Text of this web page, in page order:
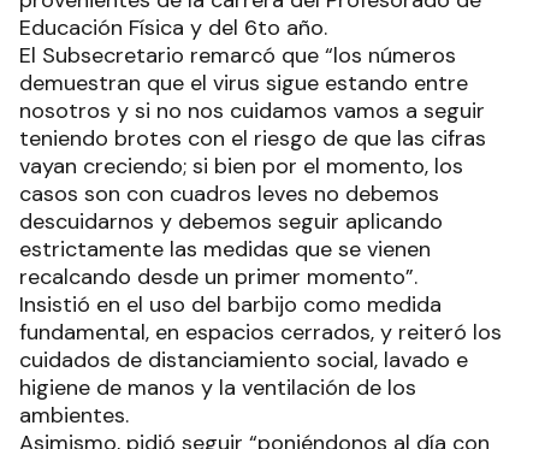
Educación Física y del 6to año.
El Subsecretario remarcó que “los números
demuestran que el virus sigue estando entre
nosotros y si no nos cuidamos vamos a seguir
teniendo brotes con el riesgo de que las cifras
vayan creciendo; si bien por el momento, los
casos son con cuadros leves no debemos
descuidarnos y debemos seguir aplicando
estrictamente las medidas que se vienen
recalcando desde un primer momento”.
Insistió en el uso del barbijo como medida
fundamental, en espacios cerrados, y reiteró los
cuidados de distanciamiento social, lavado e
higiene de manos y la ventilación de los
ambientes.
Asimismo, pidió seguir “poniéndonos al día con